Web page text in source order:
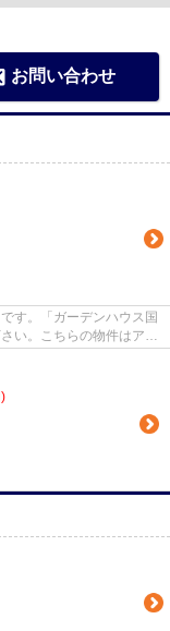
お問い合わせ
す。「ガーデンハウス国
い。こちらの物件はアパ